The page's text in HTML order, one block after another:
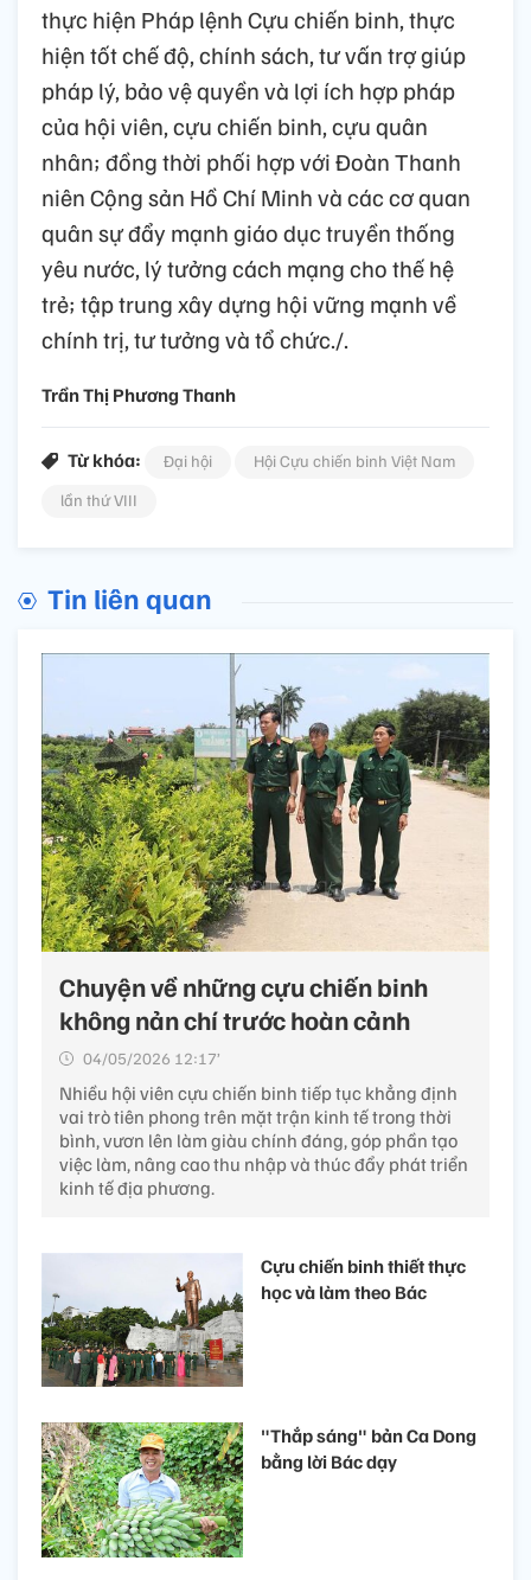
thực hiện Pháp lệnh Cựu chiến binh, thực
hiện tốt chế độ, chính sách, tư vấn trợ giúp
pháp lý, bảo vệ quyền và lợi ích hợp pháp
của hội viên, cựu chiến binh, cựu quân
nhân; đồng thời phối hợp với Đoàn Thanh
niên Cộng sản Hồ Chí Minh và các cơ quan
quân sự đẩy mạnh giáo dục truyền thống
yêu nước, lý tưởng cách mạng cho thế hệ
trẻ; tập trung xây dựng hội vững mạnh về
chính trị, tư tưởng và tổ chức./.
Trần Thị Phương Thanh
Từ khóa: Đại hội
Hội Cựu chiến binh Việt Nam
lần thứ VIII
Tin liên quan
Chuyện về những cựu chiến binh
không nản chí trước hoàn cảnh
04/05/2026 12:17’
Nhiều hội viên cựu chiến binh tiếp tục khẳng định
vai trò tiên phong trên mặt trận kinh tế trong thời
bình, vươn lên làm giàu chính đáng, góp phần tạo
việc làm, nâng cao thu nhập và thúc đẩy phát triển
kinh tế địa phương.
Cựu chiến binh thiết thực
học và làm theo Bác
"Thắp sáng" bản Ca Dong
bằng lời Bác dạy